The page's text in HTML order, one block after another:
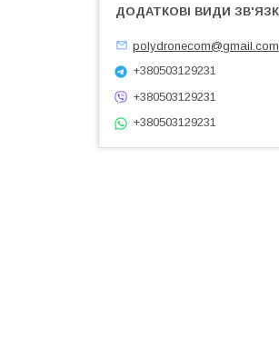
polydronecom@gmail.com
+380503129231
+380503129231
+380503129231